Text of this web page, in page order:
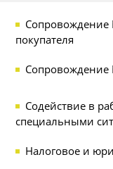
Сопровождение
покупателя
Сопровождение
Содействие в
специальными
Налоговое и